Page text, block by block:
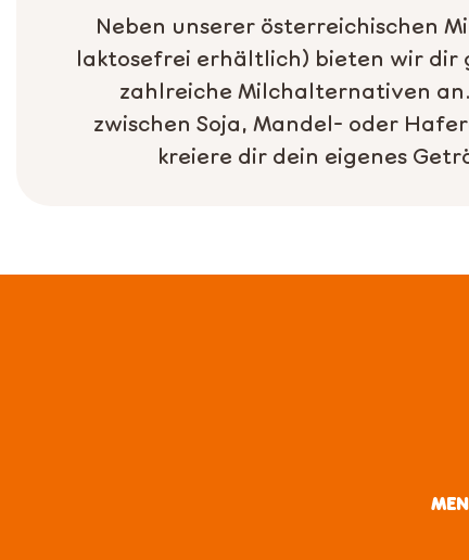
Neben unserer österreichischen
laktosefrei erhältlich) bieten wir dir
zahlreiche Milchalternativen
zwischen Soja, Mandel- oder
kreiere dir dein eigenes